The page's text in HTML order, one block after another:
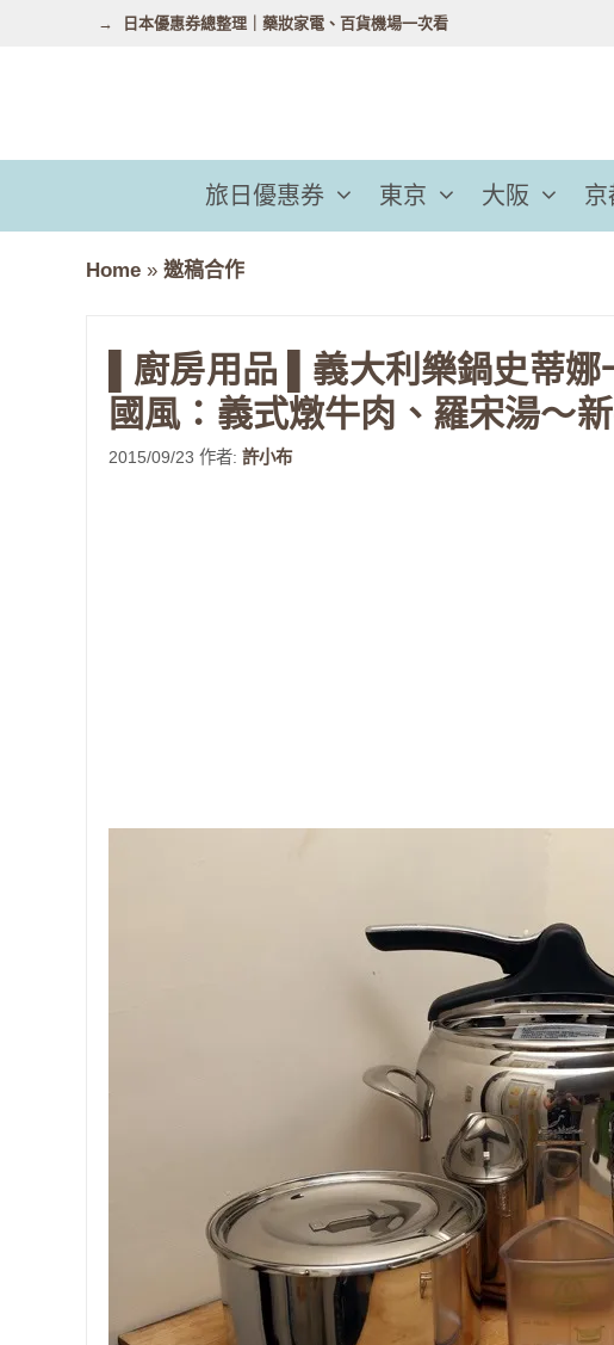
容
日本優惠券總整理｜藥妝家電、百貨機場一次看
旅日優惠券 東京 大阪 京
Home » 邀稿合作
▌廚房用品 ▌義大利樂鍋史蒂娜
國風：義式燉牛肉、羅宋湯～
2015/09/23 作者: 許小布